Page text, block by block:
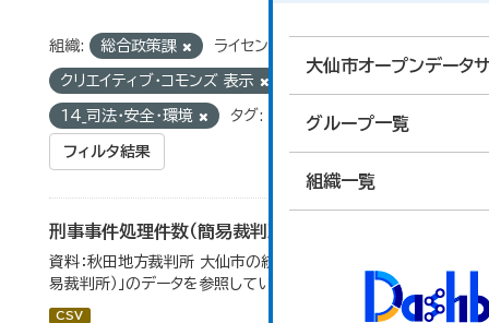
大仙市オープンデータ
グループ一覧
組織一覧
組織: 総合政策課 ライセンス:
クリエイティブ・コモンズ 表示
14_司法・安全・環境 タグ: 刑事事件
フィルタ結果
刑事事件処理件数（簡易裁判所）
資料：秋田地方裁判所 大仙市の統計「12-14民事事件（簡
易裁判所）」のデータを参照しています。
CSV